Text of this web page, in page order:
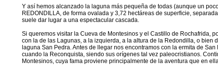
Y así hemos alcanzado la laguna más pequeña de todas (aunque un
REDONDILLA, de forma ovalada y 3,72 hectáreas de superficie,
suele dar lugar a una espectacular cascada.
Si queremos visitar la Cueva de Montesinos y el Castillo de Rochafrida,
con la de las Lagunas, a la izquierda, a la altura de la Redondilla, o bien
laguna San Pedra. Antes de llegar nos encontramos con la ermita de
cuando la Reconquista, siendo sus orígenes tal vez paleocristianos.
Montesinos, cuya fama proviene principalmente de la aventura que en